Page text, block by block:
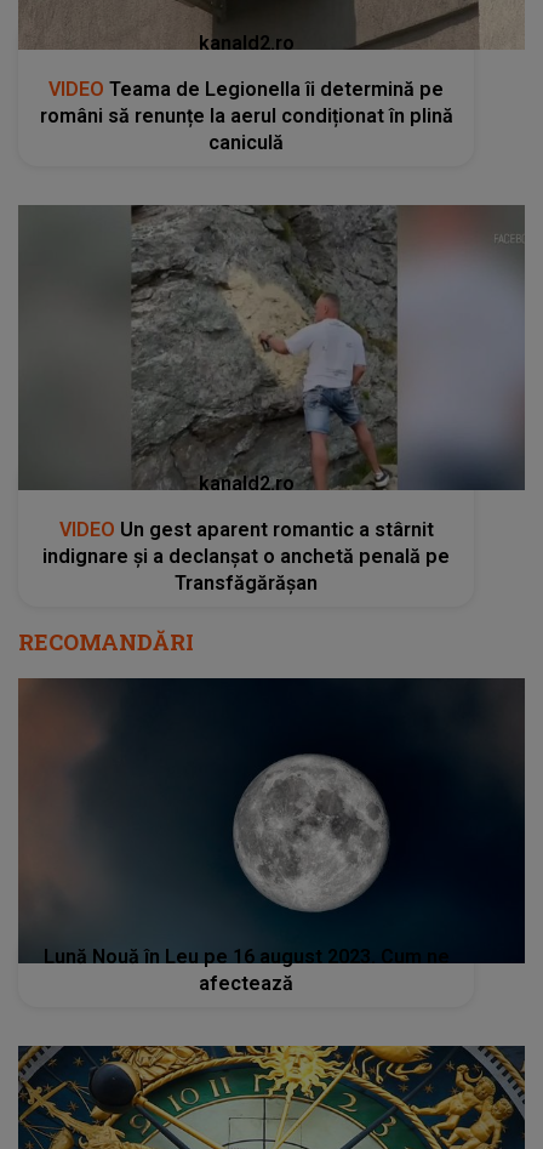
kanald2.ro
VIDEO Teama de Legionella îi determină pe
români să renunțe la aerul condiționat în plină
caniculă
kanald2.ro
VIDEO Un gest aparent romantic a stârnit
indignare și a declanșat o anchetă penală pe
Transfăgărășan
RECOMANDĂRI
Lună Nouă în Leu pe 16 august 2023. Cum ne
afectează